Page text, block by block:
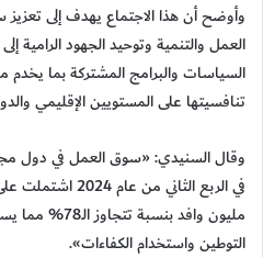
وأوضح أن هذا الاجتماع يهدف إلى
العمل والتنمية وتوحيد الجهود الرامية
السياسات والبرامج المشتركة بما
تنافسيتها على المستويين الإقليمي
وقال السنيدي: «سوق العمل في دول
مليون وافد
التوطين واستخدام الكفاءات».